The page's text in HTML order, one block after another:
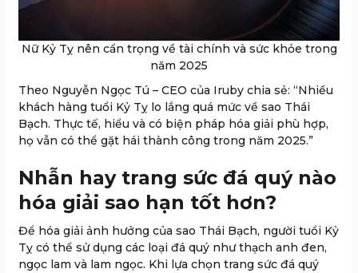
Nữ Kỷ Tỵ nên cẩn trọng về tài chính và sức khỏe trong
năm 2025
Theo Nguyễn Ngọc Tú – CEO của Iruby chia sẻ: “Nhiều
khách hàng tuổi Kỷ Tỵ lo lắng quá mức về sao Thái
Bạch. Thực tế, hiểu và có biện pháp hóa giải phù hợp,
họ vẫn có thể gặt hái thành công trong năm 2025.”
Nhẫn hay trang sức đá quý nào
hóa giải sao hạn tốt hơn?
Để hóa giải ảnh hưởng của sao Thái Bạch, người tuổi Kỷ
Tỵ có thể sử dụng các loại đá quý như thạch anh đen,
ngọc lam và lam ngọc. Khi lựa chọn trang sức đá quý